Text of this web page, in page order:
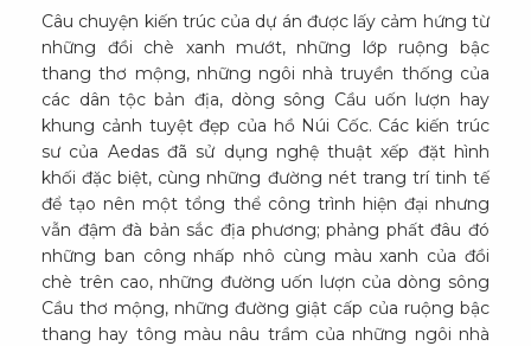
Câu chuyện kiến trúc của dự án được lấy cảm hứng từ
những đồi chè xanh mướt, những lớp ruộng bậc
thang thơ mộng, những ngôi nhà truyền thống của
các dân tộc bản địa, dòng sông Cầu uốn lượn hay
khung cảnh tuyệt đẹp của hồ Núi Cốc. Các kiến trúc
sư của Aedas đã sử dụng nghệ thuật xếp đặt hình
khối đặc biệt, cùng những đường nét trang trí tinh tế
để tạo nên một tổng thể công trình hiện đại nhưng
vẫn đậm đà bản sắc địa phương; phảng phất đâu đó
những ban công nhấp nhô cùng màu xanh của đồi
chè trên cao, những đường uốn lượn của dòng sông
Cầu thơ mộng, những đường giật cấp của ruộng bậc
thang hay tông màu nâu trầm của những ngôi nhà